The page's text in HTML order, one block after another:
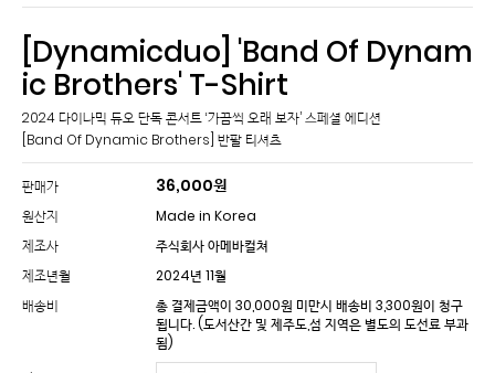
[Dynamicduo] 'Band Of Dynam
ic Brothers' T-Shirt
2024 다이나믹 듀오 단독 콘서트 ‘가끔씩 오래 보자’ 스페셜 에디션
[Band Of Dynamic Brothers] 반팔 티셔츠
판매가 36,000원
원산지
Made in Korea
제조사
주식회사 아메바컬쳐
제조년월
2024년 11월
배송비
총 결제금액이 30,000원 미만시 배송비 3,300원이 청구
됩니다.(도서산간 및 제주도,섬 지역은 별도의 도선료 부과
됨)